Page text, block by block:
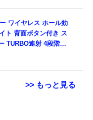
ワイヤレス ホール効
ト 背面ボタン付き ス
TURBO連射 4段階振
Android/IOSに対応
>> もっと見る